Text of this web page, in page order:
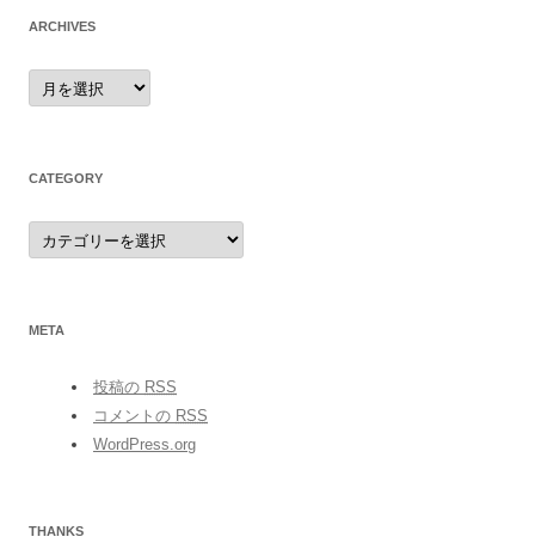
ARCHIVES
archives
CATEGORY
category
META
投稿の RSS
コメントの RSS
WordPress.org
THANKS